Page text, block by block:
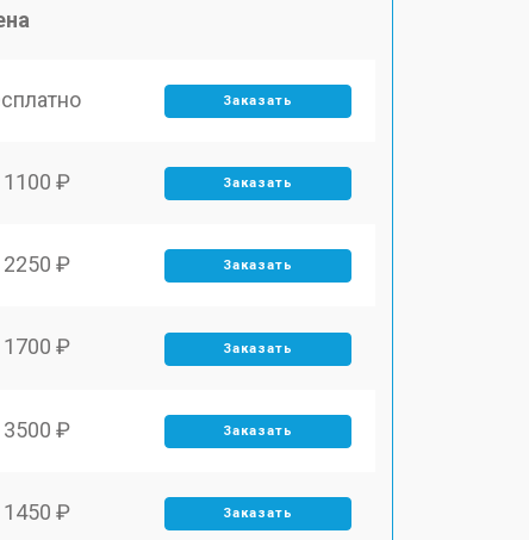
Заказать
1100 ₽ Заказать
2250 ₽ Заказать
1700 ₽ Заказать
3500 ₽ Заказать
1450 ₽ Заказать